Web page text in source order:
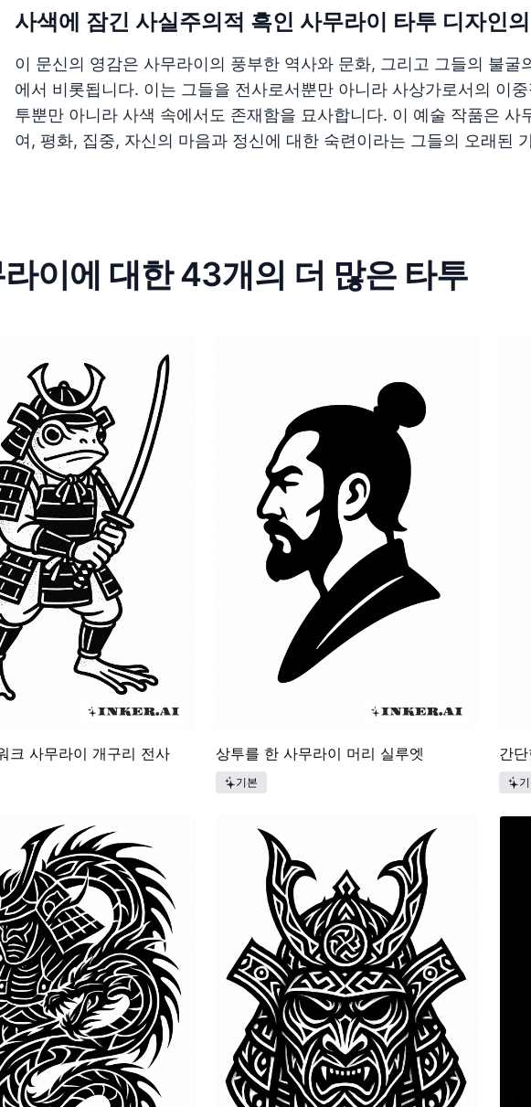
사색에 잠긴 사실주의적 흑인 사무라이 타투 디자인
이 문신의 영감은 사무라이의 풍부한 역사와 문화, 그리고 그들의 불굴
에서 비롯됩니다. 이는 그들을 전사로서뿐만 아니라 사상가로서의 이
투뿐만 아니라 사색 속에서도 존재함을 묘사합니다. 이 예술 작품은 사
여, 평화, 집중, 자신의 마음과 정신에 대한 숙련이라는 그들의 오래된
이에 대한 43개의 더 많은 타투
크 사무라이 개구리 전사 상투를 한 사무라이 머리 실루엣
기본
간